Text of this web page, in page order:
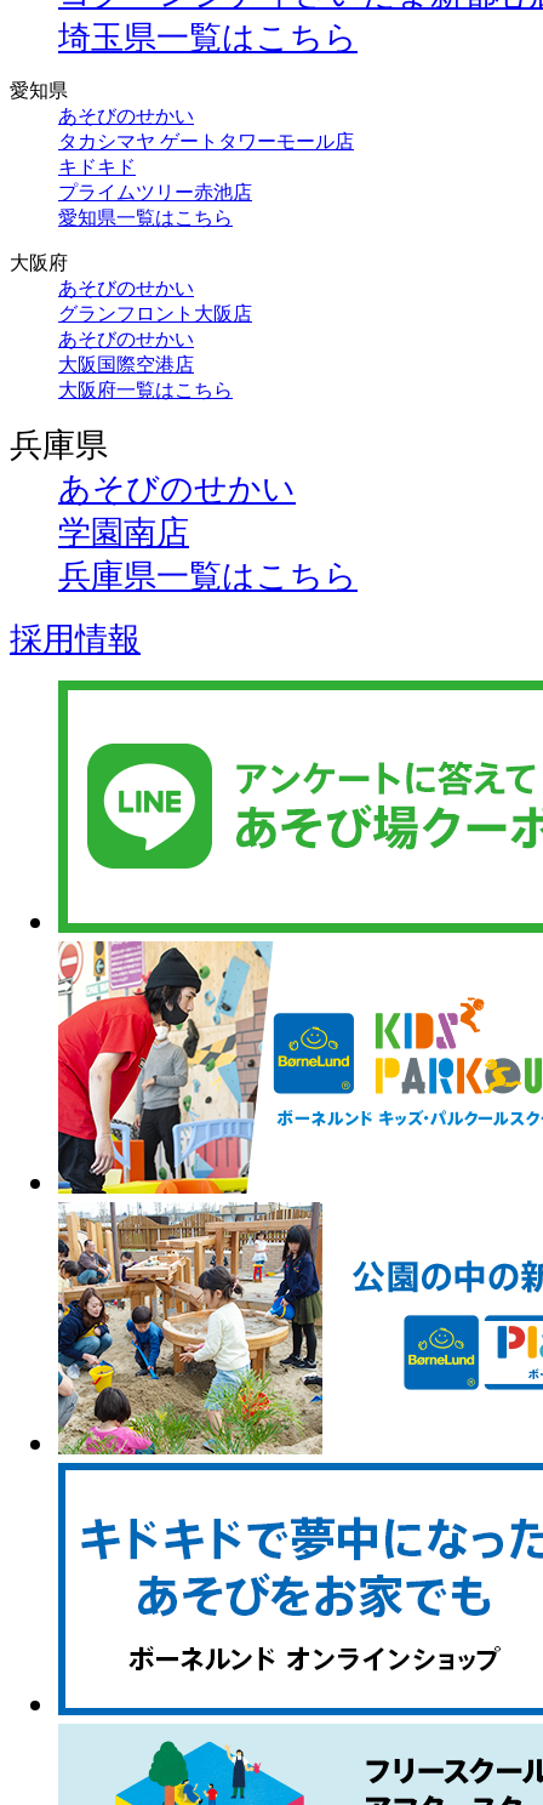
埼玉県一覧はこちら
愛知県
あそびのせかい
タカシマヤ ゲートタワーモール店
キドキド
プライムツリー赤池店
愛知県一覧はこちら
大阪府
あそびのせかい
グランフロント大阪店
あそびのせかい
大阪国際空港店
大阪府一覧はこちら
兵庫県
あそびのせかい
学園南店
兵庫県一覧はこちら
採用情報